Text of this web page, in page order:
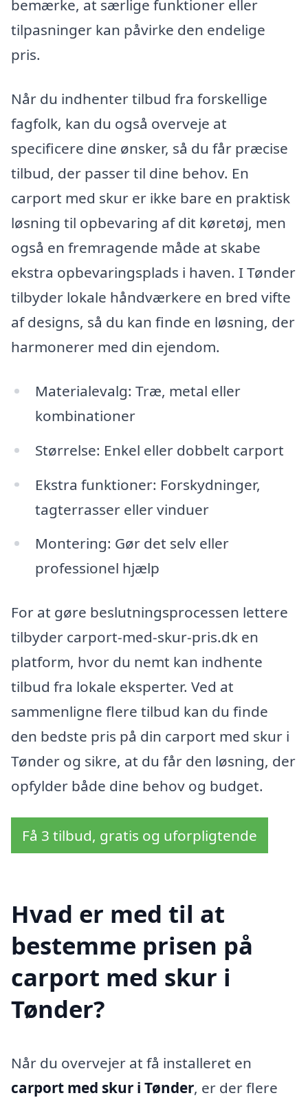
bemærke, at særlige funktioner eller
tilpasninger kan påvirke den endelige
pris.
Når du indhenter tilbud fra forskellige
fagfolk, kan du også overveje at
specificere dine ønsker, så du får præcise
tilbud, der passer til dine behov. En
carport med skur er ikke bare en praktisk
løsning til opbevaring af dit køretøj, men
også en fremragende måde at skabe
ekstra opbevaringsplads i haven. I Tønder
tilbyder lokale håndværkere en bred vifte
af designs, så du kan finde en løsning, der
harmonerer med din ejendom.
Materialevalg: Træ, metal eller
kombinationer
Størrelse: Enkel eller dobbelt carport
Ekstra funktioner: Forskydninger,
tagterrasser eller vinduer
Montering: Gør det selv eller
professionel hjælp
For at gøre beslutningsprocessen lettere
tilbyder carport-med-skur-pris.dk en
platform, hvor du nemt kan indhente
tilbud fra lokale eksperter. Ved at
sammenligne flere tilbud kan du finde
den bedste pris på din carport med skur i
Tønder og sikre, at du får den løsning, der
opfylder både dine behov og budget.
Få 3 tilbud, gratis og uforpligtende
Hvad er med til at
bestemme prisen på
carport med skur i
Tønder?
Når du overvejer at få installeret en
carport med skur i Tønder, er der flere